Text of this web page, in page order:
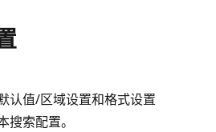
认值/区域设置和格式设置
搜索配置。